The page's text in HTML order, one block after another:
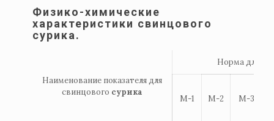
Физико-химические
характеристики свинцового
сурика.
Наименование показателя для
свинцового сурика
Норма для
M-1 M-2
M-3